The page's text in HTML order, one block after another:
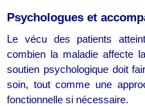
Psychologues et
Le vécu des patients
combien la maladie affecte
soutien psychologique doit
soin, tout comme une
fonctionnelle si nécessaire.